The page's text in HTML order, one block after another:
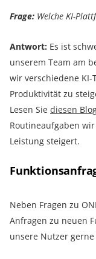
Frage: Welche KI-
Antwort: Es ist
unserem Team am
wir verschiedene
Produktivität zu
Lesen Sie diesen
Routineaufgaben
Leistung steigert.
Neben Fragen zu
Anfragen zu neuen
unsere Nutzer